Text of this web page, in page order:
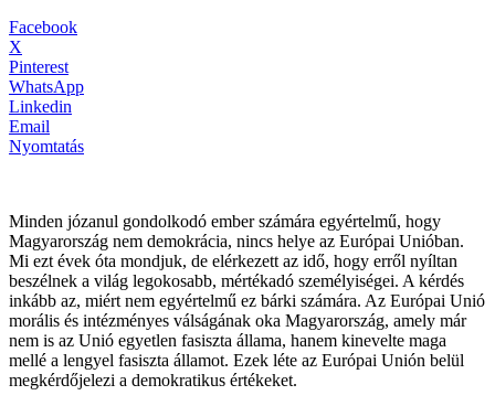
Facebook
X
Pinterest
WhatsApp
Linkedin
Email
Nyomtatás
Minden józanul gondolkodó ember számára egyértelmű, hogy
Magyarország nem demokrácia, nincs helye az Európai Unióban.
Mi ezt évek óta mondjuk, de elérkezett az idő, hogy erről nyíltan
beszélnek a világ legokosabb, mértékadó személyiségei. A kérdés
inkább az, miért nem egyértelmű ez bárki számára. Az Európai Unió
morális és intézményes válságának oka Magyarország, amely már
nem is az Unió egyetlen fasiszta állama, hanem kinevelte maga
mellé a lengyel fasiszta államot. Ezek léte az Európai Unión belül
megkérdőjelezi a demokratikus értékeket.